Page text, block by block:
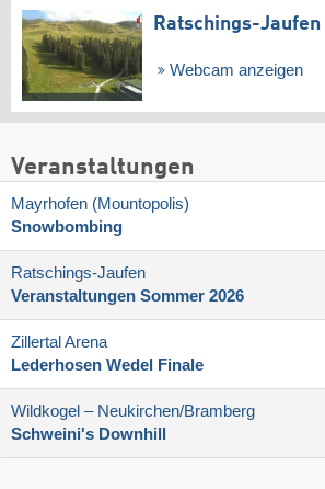
Ratschings-Jaufen
Webcam anzeigen
Veranstaltungen
Mayrhofen (Mountopolis)
Snowbombing
Ratschings-Jaufen
Veranstaltungen Sommer 2026
Zillertal Arena
Lederhosen Wedel Finale
Wildkogel – Neukirchen/​Bramberg
Schweini's Downhill